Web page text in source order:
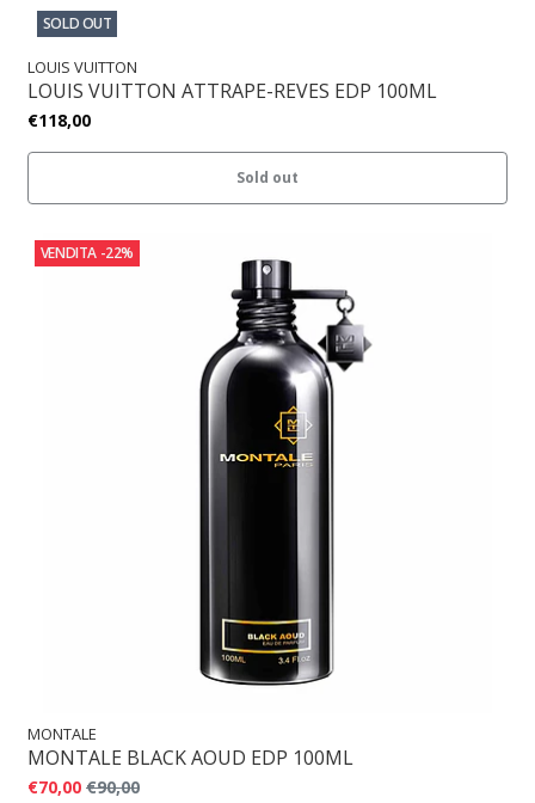
SOLD OUT
LOUIS VUITTON
LOUIS VUITTON ATTRAPE-REVES EDP 100ML
€118,00
Sold out
VENDITA -22%
MONTALE
MONTALE BLACK AOUD EDP 100ML
€70,00 €90,00